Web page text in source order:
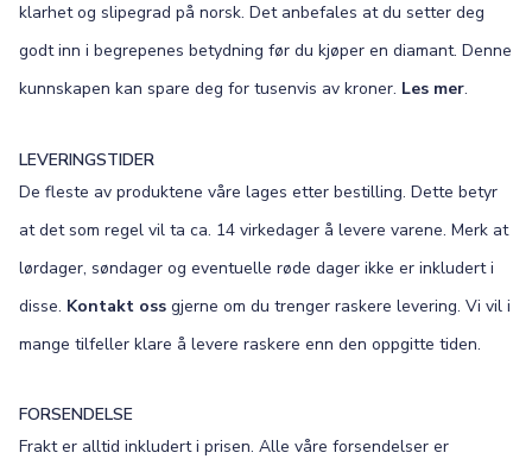
klarhet og slipegrad på norsk. Det anbefales at du setter deg
godt inn i begrepenes betydning før du kjøper en diamant. Denne
kunnskapen kan spare deg for tusenvis av kroner. Les mer.
LEVERINGSTIDER
De fleste av produktene våre lages etter bestilling. Dette betyr
at det som regel vil ta ca. 14 virkedager å levere varene. Merk at
lørdager, søndager og eventuelle røde dager ikke er inkludert i
disse. Kontakt oss gjerne om du trenger raskere levering. Vi vil i
mange tilfeller klare å levere raskere enn den oppgitte tiden.
FORSENDELSE
Frakt er alltid inkludert i prisen. Alle våre forsendelser er